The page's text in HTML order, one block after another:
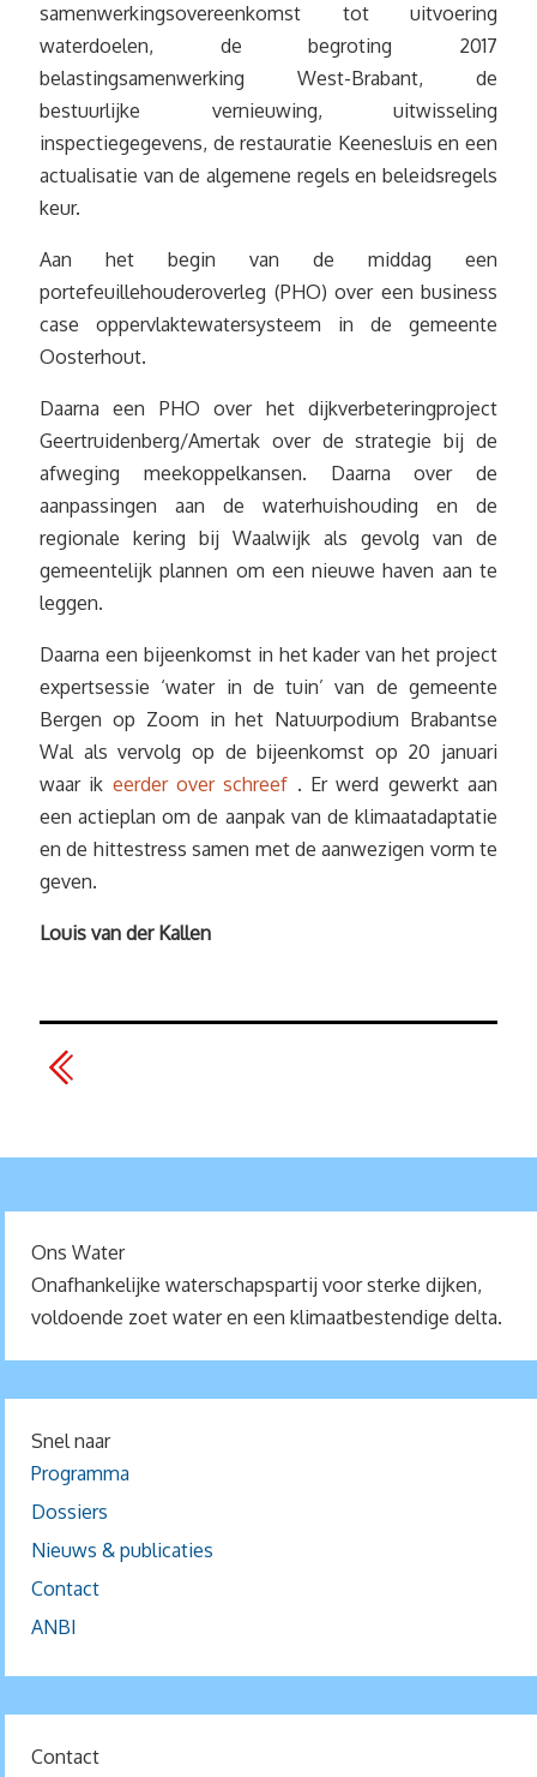
samenwerkingsovereenkomst tot uitvoering
waterdoelen, de begroting 2017
belastingsamenwerking West-Brabant, de
bestuurlijke vernieuwing, uitwisseling
inspectiegegevens, de restauratie Keenesluis en een
actualisatie van de algemene regels en beleidsregels
keur.
Aan het begin van de middag een
portefeuillehouderoverleg (PHO) over een business
case oppervlaktewatersysteem in de gemeente
Oosterhout.
Daarna een PHO over het dijkverbeteringproject
Geertruidenberg/Amertak over de strategie bij de
afweging meekoppelkansen. Daarna over de
aanpassingen aan de waterhuishouding en de
regionale kering bij Waalwijk als gevolg van de
gemeentelijk plannen om een nieuwe haven aan te
leggen.
Daarna een bijeenkomst in het kader van het project
expertsessie ‘water in de tuin’ van de gemeente
Bergen op Zoom in het Natuurpodium Brabantse
Wal als vervolg op de bijeenkomst op 20 januari
waar ik eerder over schreef . Er werd gewerkt aan
een actieplan om de aanpak van de klimaatadaptatie
en de hittestress samen met de aanwezigen vorm te
geven.
Louis van der Kallen
Ons Water
Onafhankelijke waterschapspartij voor sterke dijken,
voldoende zoet water en een klimaatbestendige delta.
Snel naar
Programma
Dossiers
Nieuws & publicaties
Contact
ANBI
Contact